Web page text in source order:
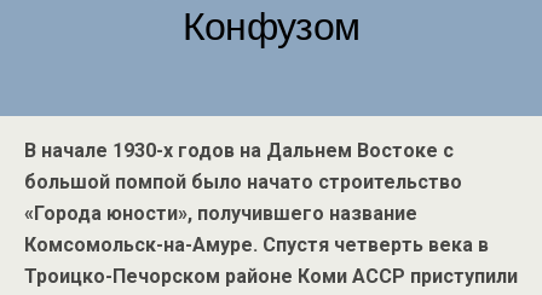
Конфузом
В начале 1930-х годов на Дальнем Востоке с
большой помпой было начато строительство
«Города юности», получившего название
Комсомольск-на-Амуре. Спустя четверть века в
Троицко-Печорском районе Коми АССР приступили